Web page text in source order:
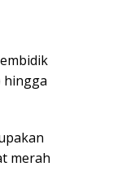
hingga
merah